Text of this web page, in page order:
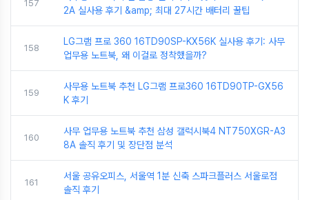
157
2A 실사용 후기 &amp; 최대 27시간 배터리 꿀팁
158
LG그램 프로 360 16TD90SP-KX56K 실사용 후기: 사무
업무용 노트북, 왜 이걸로 정착했을까?
159
사무용 노트북 추천 LG그램 프로360 16TD90TP-GX56
K 후기
160
사무 업무용 노트북 추천 삼성 갤럭시북4 NT750XGR-A3
8A 솔직 후기 및 장단점 분석
161
서울 공유오피스, 서울역 1분 신축 스파크플러스 서울로점
솔직 후기